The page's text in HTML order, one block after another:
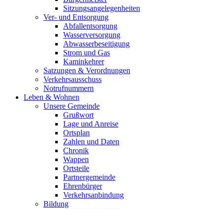
Sitzungsangelegenheiten
Ver- und Entsorgung
Abfallentsorgung
Wasserversorgung
Abwasserbeseitigung
Strom und Gas
Kaminkehrer
Satzungen & Verordnungen
Verkehrsausschuss
Notrufnummern
Leben & Wohnen
Unsere Gemeinde
Grußwort
Lage und Anreise
Ortsplan
Zahlen und Daten
Chronik
Wappen
Ortsteile
Partnergemeinde
Ehrenbürger
Verkehrsanbindung
Bildung